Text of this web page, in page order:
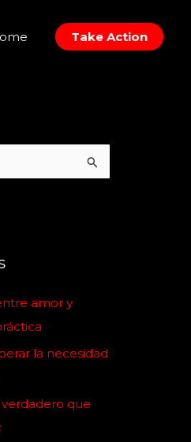
Take Action
amor y
la necesidad
que